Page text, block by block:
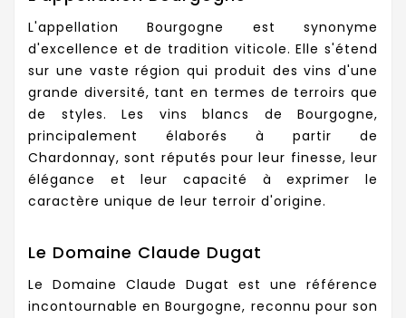
L'appellation Bourgogne est synonyme
d'excellence et de tradition viticole. Elle s'étend
sur une vaste région qui produit des vins d'une
grande diversité, tant en termes de terroirs que
de styles. Les vins blancs de Bourgogne,
principalement élaborés à partir de
Chardonnay, sont réputés pour leur finesse, leur
élégance et leur capacité à exprimer le
caractère unique de leur terroir d'origine.
Le Domaine Claude Dugat
Le Domaine Claude Dugat est une référence
incontournable en Bourgogne, reconnu pour son